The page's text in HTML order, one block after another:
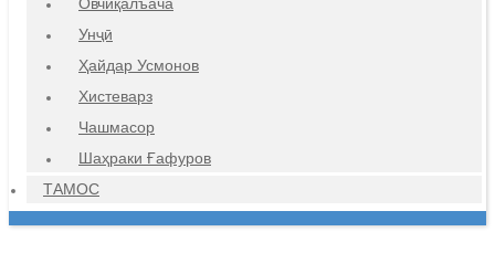
Унҷӣ
Ҳайдар Усмонов
Хистеварз
Чашмасор
Шаҳраки Ғафуров
ТАМОС